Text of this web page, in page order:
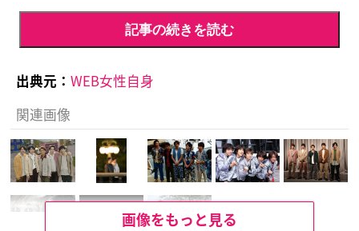
記事の続きを読む
出典元： WEB女性自身
関連画像
画像をもっと見る